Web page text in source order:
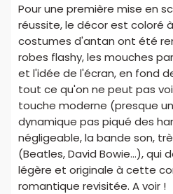
Pour une première mise en
réussite, le décor est coloré
costumes d'antan ont été
robes flashy, les mouches
et l'idée de l'écran, en fond
tout ce qu'on ne peut pas
touche moderne (presque
dynamique pas piqué des
négligeable, la bande son,
(Beatles, David Bowie...), qui
légère et originale à cette
romantique revisitée. A voir !